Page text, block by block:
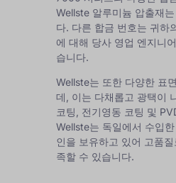
Wellste 알루미늄 압출재
다. 다른 합금 번호는 귀하
에 대해 당사 영업 엔지니
습니다.
Wellste는 또한 다양한 표
데, 이는 다채롭고 광택이
코팅, 전기영동 코팅 및
Wellste는 독일에서 수입
인을 보유하고 있어 고품
족할 수 있습니다.